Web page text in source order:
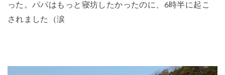
った。パパはもっと寝坊したかったのに、6時半に起こ
されました（涙